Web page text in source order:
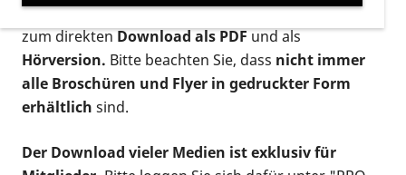
postalischen Bestellung als gedruckte Variante
zum direktenDownload als PDFund als
Hörversion. Bitte beachten Sie, dass nicht immer
alle Broschüren und Flyer in gedruckter Form
erhältlich sind.
Der Download vieler Medien ist exklusiv für